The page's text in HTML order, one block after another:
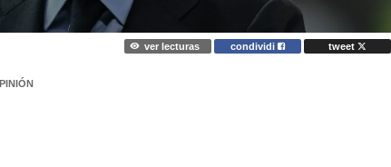
ver lecturas condividi tweet